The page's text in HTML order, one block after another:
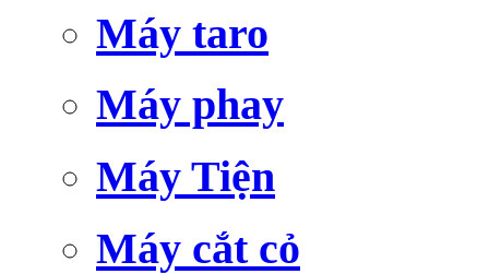
Máy taro
Máy phay
Máy Tiện
Máy cắt cỏ